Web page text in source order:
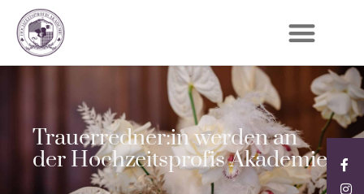
Trauerredner:in werden an
der Hochzeitsprofis Akademie